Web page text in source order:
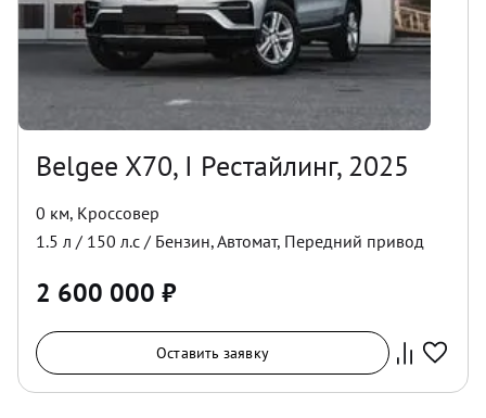
Belgee X70, I Рестайлинг, 2025
0 км, Кроссовер
1.5 л / 150 л.с / Бензин,Автомат, Передний привод
2 600 000 ₽
Оставить заявку